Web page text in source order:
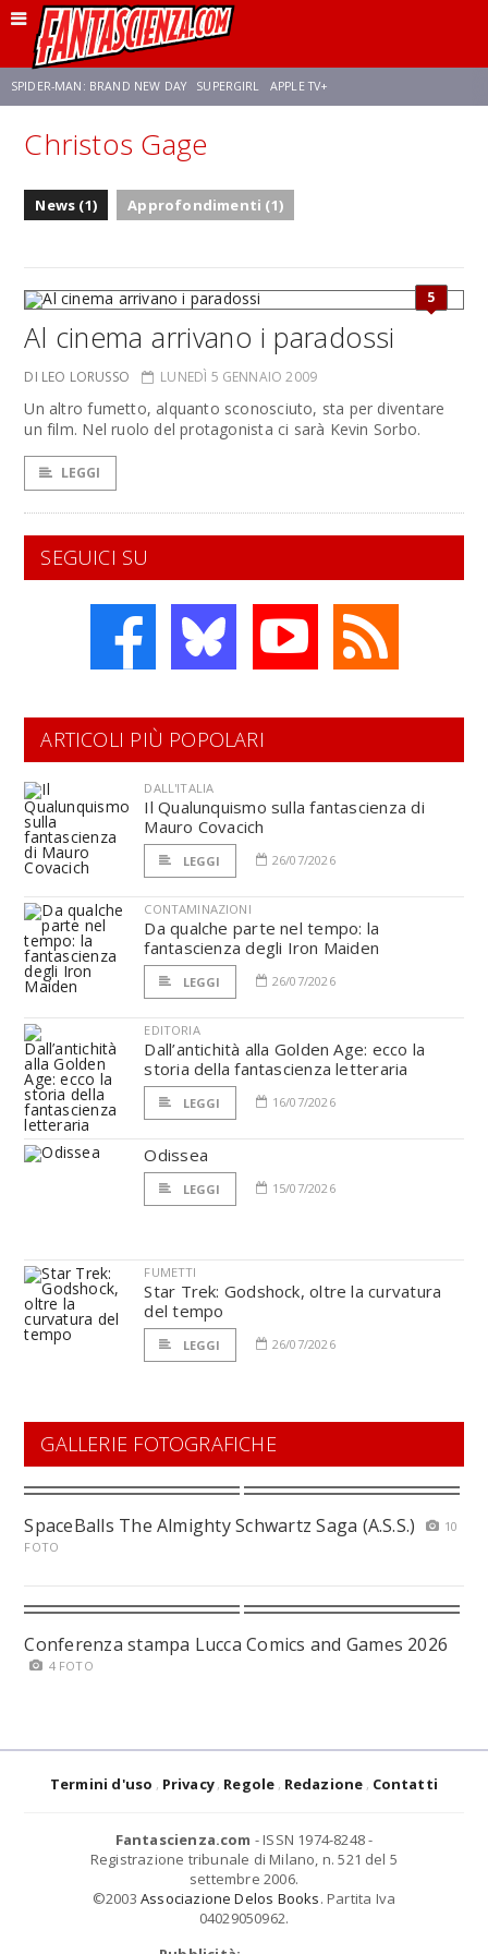
SPIDER-MAN: BRAND NEW DAY SUPERGIRL APPLE TV+
FRANCO RICCIARDIELLO ZENDAYA
Christos Gage
News (1) Approfondimenti (1)
5
Al cinema arrivano i paradossi
DI LEO LORUSSO LUNEDÌ 5 GENNAIO 2009
Un altro fumetto, alquanto sconosciuto, sta per diventare
un film. Nel ruolo del protagonista ci sarà Kevin Sorbo.
LEGGI
SEGUICI SU
ARTICOLI PIÙ POPOLARI
DALL'ITALIA
Il Qualunquismo sulla fantascienza di
Mauro Covacich
LEGGI 26/07/2026
CONTAMINAZIONI
Da qualche parte nel tempo: la
fantascienza degli Iron Maiden
LEGGI 26/07/2026
EDITORIA
Dall’antichità alla Golden Age: ecco la
storia della fantascienza letteraria
LEGGI 16/07/2026
Odissea
LEGGI 15/07/2026
FUMETTI
Star Trek: Godshock, oltre la curvatura
del tempo
LEGGI 26/07/2026
GALLERIE FOTOGRAFICHE
SpaceBalls The Almighty Schwartz Saga (A.S.S.)
10
FOTO
Conferenza stampa Lucca Comics and Games 2026
4 FOTO
Termini d'uso Privacy Regole Redazione Contatti
Fantascienza.com - ISSN 1974-8248 -
Registrazione tribunale di Milano, n. 521 del 5
settembre 2006.
©2003 Associazione Delos Books. Partita Iva
04029050962.